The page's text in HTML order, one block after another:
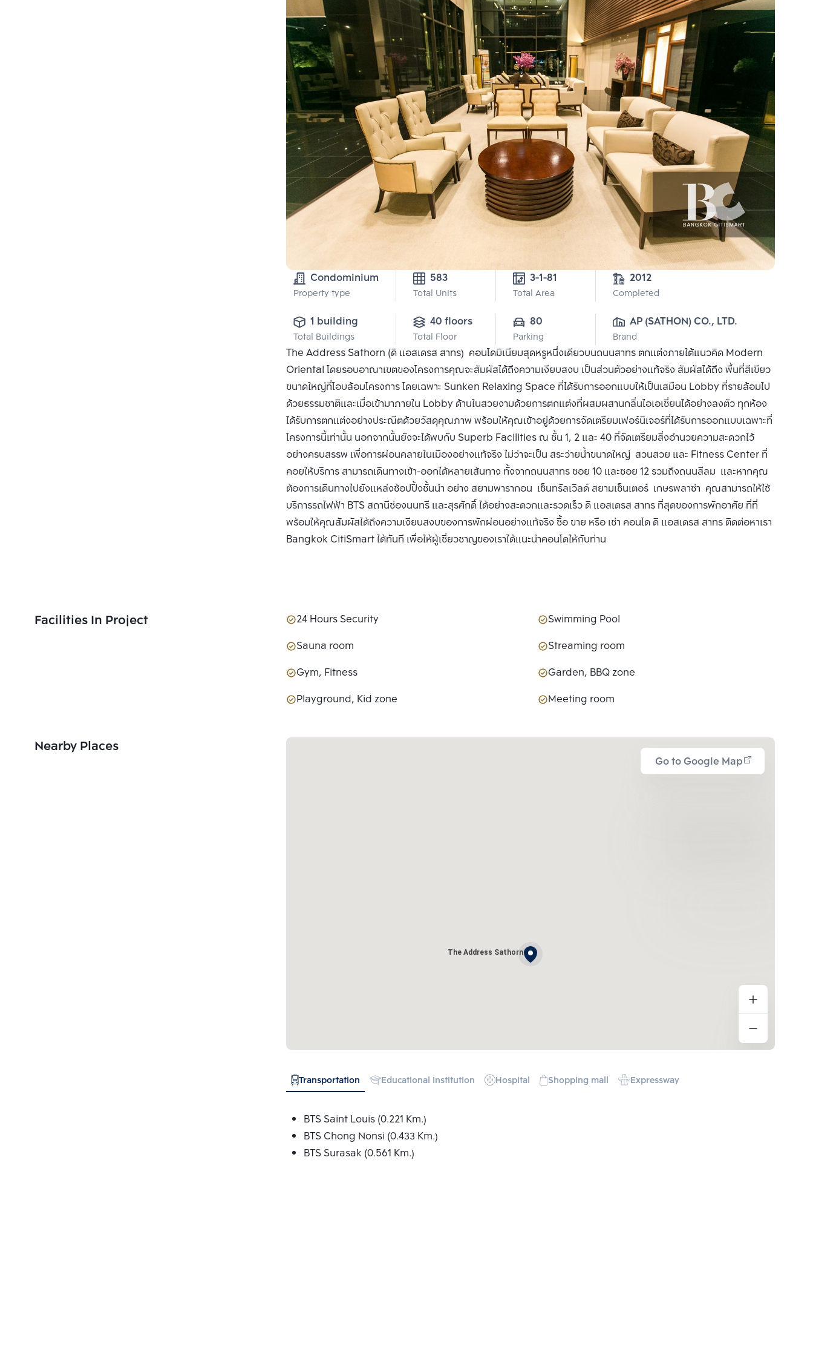
Condominium
Property type
583
Total Units Total Area
2012
Completed
1 building
Total Buildings
40 floors
Total Floor
80
Parking
AP (SATHON) CO., LTD.
Brand
The Address Sathorn (ดิ แอสเดรส สาทร) คอนโดมิเนียมสุดหรูหนึ่งเดียวบนถนนสาทร ตกแต่งภายใต้แนวคิด Modern
Oriental โดยรอบอาณาเขตของโครงการคุณจะสัมผัสได้ถึงความเงียบสงบ เป็นส่วนตัวอย่างแท้จริง สัมผัสได้ถึง พื้นที่สีเขียว
ขนาดใหญ่ที่โอบล้อมโครงการ โดยเฉพาะ Sunken Relaxing Space ที่ได้รับการออกแบบให้เป็นเสมือน Lobby ที่รายล้อมไป
ด้วยธรรมชาติและเมื่อเข้ามาภายใน Lobby ด้านในสวยงามด้วยการตกแต่งที่ผสมผสานกลิ่นไอเอเชี่ยนได้อย่างลงตัว ทุกห้อง
ได้รับการตกแต่งอย่างประณีตด้วยวัสดุคุณภาพ พร้อมให้คุณเข้าอยู่ด้วยการจัดเตรียมเฟอร์นิเจอร์ที่ได้รับการออกแบบเฉพาะที่
โครงการนี้เท่านั้น นอกจากนั้นยังจะได้พบกับ Superb Facilities ณ ชั้น 1, 2 และ 40 ที่จัดเตรียมสิ่งอำนวยความสะดวกไว้
อย่างครบสรรพ เพื่อการผ่อนคลายในเมืองอย่างแท้จริง ไม่ว่าจะเป็น สระว่ายน้ำขนาดใหญ่ สวนสวย และ Fitness Center ที่
คอยให้บริการ สามารถเดินทางเข้า-ออกได้หลายเส้นทาง ทั้งจากถนนสาทร ซอย 10 และซอย 12 รวมถึงถนนสีลม และหากคุณ
ต้องการเดินทางไปยังแหล่งช้อปปิ้งชั้นนำ อย่าง สยามพารากอน เซ็นทรัลเวิลด์ สยามเซ็นเตอร์ เกษรพลาซ่า คุณสามารถให้ใช้
บริการรถไฟฟ้า BTS สถานีช่องนนทรี และสุรศักดิ์ ได้อย่างสะดวกและรวดเร็ว ดิ แอสเดรส สาทร ที่สุดของการพักอาศัย ที่ที่
พร้อมให้คุณสัมผัสได้ถึงความเงียบสงบของการพักผ่อนอย่างแท้จริง ซื้อ ขาย หรือ เช่า คอนโด ดิ แอสเดรส สาทร ติดต่อหาเรา
Bangkok CitiSmart ได้ทันที เพื่อให้ผู้เชี่ยวชาญของเราได้แนะนำคอนโดให้กับท่าน
Facilities In Project 24 Hours Security
Swimming Pool
Sauna room
Streaming room
Gym, Fitness
Garden, BBQ zone
Playground, Kid zone
Meeting room
Nearby Places
Go to Google Map
The Address Sathorn
Transportation Educational Institution Hospital Shopping mall Expressway
BTS Saint Louis (0.221 Km.)
BTS Chong Nonsi (0.433 Km.)
BTS Surasak (0.561 Km.)